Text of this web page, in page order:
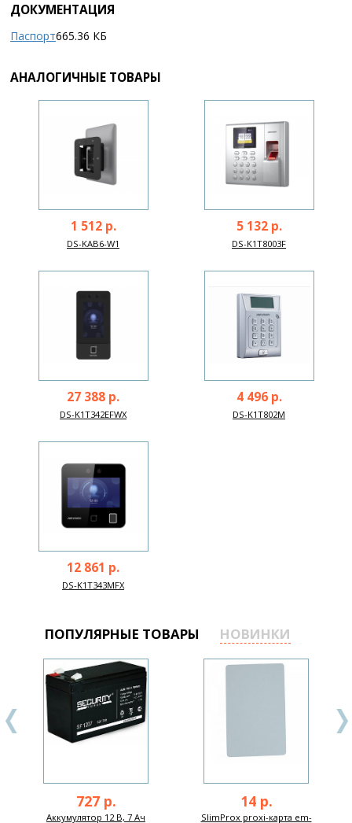
ДОКУМЕНТАЦИЯ
Паспорт665.36 КБ
АНАЛОГИЧНЫЕ ТОВАРЫ
1 512 р.
DS-KAB6-W1
5 132 р.
DS-K1T8003F
27 388 р.
DS-K1T342EFWX
4 496 р.
DS-K1T802M
12 861 р.
DS-K1T343MFX
ПОПУЛЯРНЫЕ ТОВАРЫ НОВИНКИ
727 р.
Аккумулятор 12 В, 7 Ач
14 р.
SlimProx proxi-карта em-